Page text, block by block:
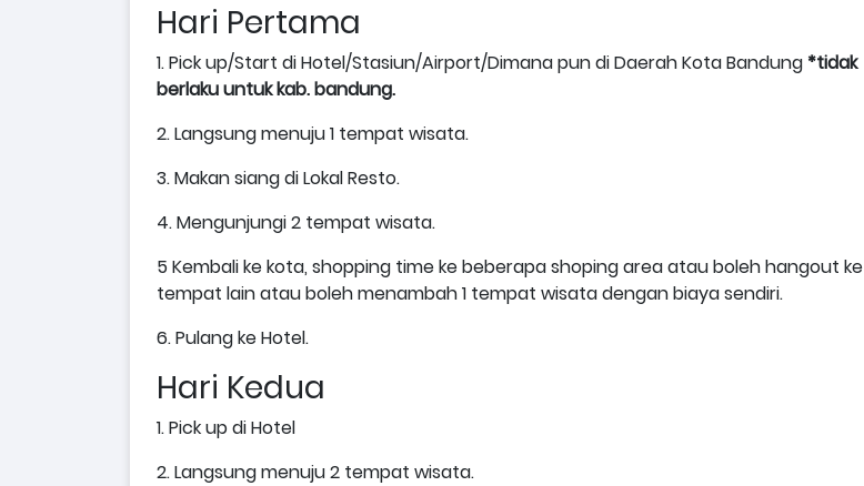
Hari Pertama
1. Pick up/Start di Hotel/Stasiun/Airport/Dimana pun di Daerah Kota Bandung *tidak
berlaku untuk kab. bandung.
2. Langsung menuju 1 tempat wisata.
3. Makan siang di Lokal Resto.
4. Mengunjungi 2 tempat wisata.
5 Kembali ke kota, shopping time ke beberapa shoping area atau boleh hangout ke
tempat lain atau boleh menambah 1 tempat wisata dengan biaya sendiri.
6. Pulang ke Hotel.
Hari Kedua
1. Pick up di Hotel
2. Langsung menuju 2 tempat wisata.